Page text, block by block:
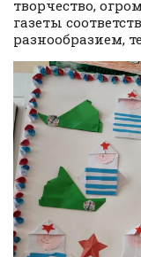
творчество,
газеты
разнообразием,